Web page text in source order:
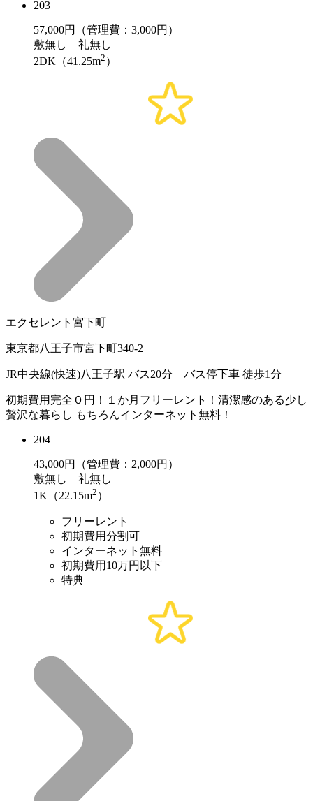
203
57,000円（管理費：3,000円）
敷無し 礼無し
2DK（41.25m2 ）
エクセレント宮下町
東京都八王子市宮下町340-2
JR中央線(快速)八王子駅 バス20分 バス停下車 徒歩1分
初期費用完全０円！１か月フリーレント！清潔感のある少し
贅沢な暮らし もちろんインターネット無料！
204
43,000円（管理費：2,000円）
敷無し 礼無し
1K（22.15m2 ）
フリーレント
初期費用分割可
インターネット無料
初期費用10万円以下
特典